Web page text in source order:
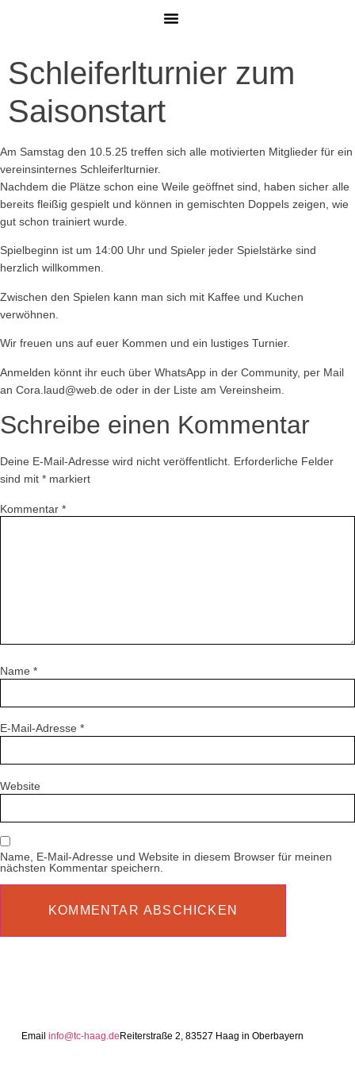
Schleiferlturnier zum
Saisonstart
Am Samstag den 10.5.25 treffen sich alle motivierten Mitglieder für ein
vereinsinternes Schleiferlturnier.
Nachdem die Plätze schon eine Weile geöffnet sind, haben sicher alle
bereits fleißig gespielt und können in gemischten Doppels zeigen, wie
gut schon trainiert wurde.
Spielbeginn ist um 14:00 Uhr und Spieler jeder Spielstärke sind
herzlich willkommen.
Zwischen den Spielen kann man sich mit Kaffee und Kuchen
verwöhnen.
Wir freuen uns auf euer Kommen und ein lustiges Turnier.
Anmelden könnt ihr euch über WhatsApp in der Community, per Mail
an Cora.laud@web.de oder in der Liste am Vereinsheim.
Schreibe einen Kommentar
Deine E-Mail-Adresse wird nicht veröffentlicht. Erforderliche Felder
sind mit * markiert
Kommentar *
Name *
E-Mail-Adresse *
Website
Name, E-Mail-Adresse und Website in diesem Browser für meinen
nächsten Kommentar speichern.
Email info@tc-haag.deReiterstraße 2, 83527 Haag in Oberbayern